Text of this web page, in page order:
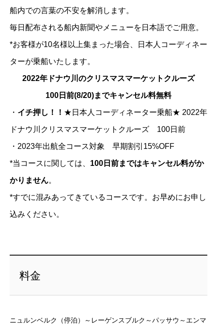
船内での言葉の不安を解消します。
毎日配布される船内新聞やメニューを日本語でご用意。
*お客様が10名様以上集まった場合、 日本人コーディネー
ターが乗船いたします。
2022年ドナウ川のクリスマスマーケットクルーズ
100日前(8/20)までキャンセル料無料
・ イチ押し！！ ★日本人コーディネーター乗船★ 2022年
ドナウ川クリスマスマーケットクルーズ 100日前
・2023年出航全コース対象 早期割引15%OFF
*当コースに関しては、 100日前まではキャンセル料がか
かりません。
*すでに混みあってきているコースです。 お早めにお申し
込みください。
料金
ニュルンベルク（停泊）～レーゲンスブルク～パッサウ～ エンマ